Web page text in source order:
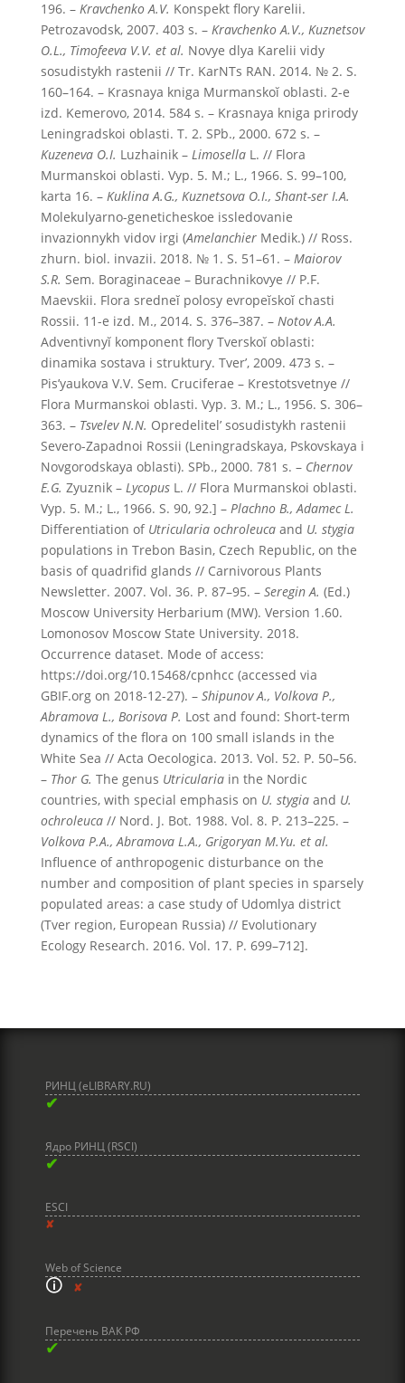
196. – Kravchenko A.V. Konspekt flory Karelii.
Petrozavodsk, 2007. 403 s. – Kravchenko A.V., Kuznetsov
O.L., Timofeeva V.V. et al. Novye dlya Karelii vidy
sosudistykh rastenii // Tr. KarNTs RAN. 2014. № 2. S.
160–164. – Krasnaya kniga Murmanskoĭ oblasti. 2-e
izd. Kemerovo, 2014. 584 s. – Krasnaya kniga prirody
Leningradskoi oblasti. T. 2. SPb., 2000. 672 s. –
Kuzeneva O.I. Luzhainik – LimosellaL. // Flora
Murmanskoi oblasti. Vyp. 5. M.; L., 1966. S. 99–100,
karta 16. – Kuklina A.G., Kuznetsova O.I., Shant-ser I.A.
Molekulyarno-geneticheskoe issledovanie
invazionnykh vidov irgi (AmelanchierMedik.) // Ross.
zhurn. biol. invazii. 2018. № 1. S. 51–61. – Maiorov
S.R. Sem. Boraginaceae – Burachnikovye // P.F.
Maevskii. Flora sredneĭ polosy evropeĭskoĭ chasti
Rossii. 11-e izd. M., 2014. S. 376–387. – Notov A.A.
Adventivnyĭ komponent flory Tverskoĭ oblasti:
dinamika sostava i struktury. Tver’, 2009. 473 s. –
Pis’yaukova V.V. Sem. Cruciferae – Krestotsvetnye //
Flora Murmanskoi oblasti. Vyp. 3. M.; L., 1956. S. 306–
363. – Tsvelev N.N. Opredelitel’ sosudistykh rastenii
Severo-Zapadnoi Rossii (Leningradskaya, Pskovskaya i
Novgorodskaya oblasti). SPb., 2000. 781 s. – Chernov
E.G. Zyuznik – LycopusL. // Flora Murmanskoi oblasti.
Vyp. 5. M.; L., 1966. S. 90, 92.] – Plachno B., Adamec L.
Differentiation ofUtricularia ochroleuca and U. stygia
populations in Trebon Basin, Czech Republic, on the
basis of quadrifid glands // Carnivorous Plants
Newsletter. 2007. Vol. 36. P. 87–95. – Seregin A. (Ed.)
Moscow University Herbarium (MW). Version 1.60.
Lomonosov Moscow State University. 2018.
Occurrence dataset. Mode of access:
https://doi.org/10.15468/cpnhcc (accessed via
GBIF.org on 2018-12-27). – Shipunov A., Volkova P.,
Abramova L., Borisova P. Lost and found: Short-term
dynamics of the flora on 100 small islands in the
White Sea // Acta Oecologica. 2013. Vol. 52. P. 50–56.
– Thor G. The genus Utriculariain the Nordic
countries, with special emphasis on U. stygiaand U.
ochroleuca// Nord. J. Bot. 1988. Vol. 8. P. 213–225. –
Volkova P.A., Abramova L.A., Grigoryan M.Yu. et al.
Influence of anthropogenic disturbance on the
number and composition of plant species in sparsely
populated areas: a case study of Udomlya district
(Tver region, European Russia) // Evolutionary
Ecology Research. 2016. Vol. 17. P. 699–712].
РИНЦ (eLIBRARY.RU)
✔
Ядро РИНЦ (RSCI)
✔
ESCI
✘
Web of Science
🛈✘
Перечень ВАК РФ
✔